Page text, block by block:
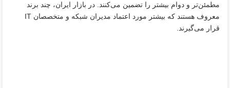
مطمئن‌تر و دوام بیشتر را تضمین می‌کنند. در بازار ایران، چند برند
معروف هستند که بیشتر مورد اعتماد مدیران شبکه و متخصصان IT
قرار می‌گیرند.